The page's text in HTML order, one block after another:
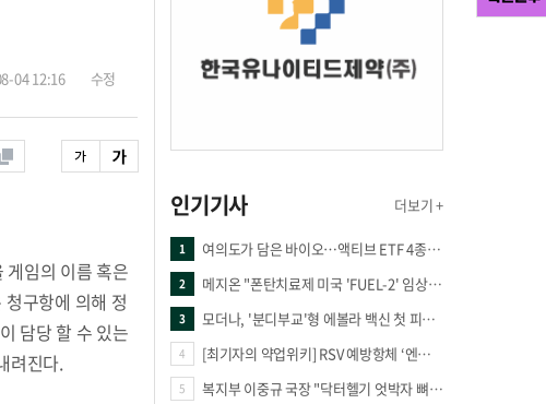
04 12:16 수정
게임의 이름 혹은
구항에 의해 정
담당 할 수 있는
려진다.
인기기사 더보기 +
1 여의도가 담은 바이오…액티브 ETF 4종의 선택은
2 메지온 "폰탄치료제 미국 'FUEL-2' 임상 프로토콜 영국 승인"
3 모더나, '분디부교'형 에볼라 백신 첫 피험자 접종
4 [최기자의 약업위키] RSV 예방항체 ‘엔플론시아’
5 복지부 이중규 국장 "닥터헬기 엇박자 뼈아파… 외상체계 전면 재정립"